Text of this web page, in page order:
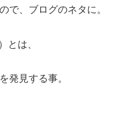
で、ブログのネタに。
とは、
発見する事。